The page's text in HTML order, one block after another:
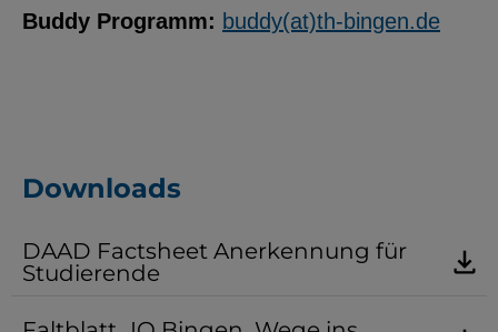
Buddy Programm: buddy(at)th-bingen.de
Downloads
DAAD Factsheet Anerkennung für
Studierende